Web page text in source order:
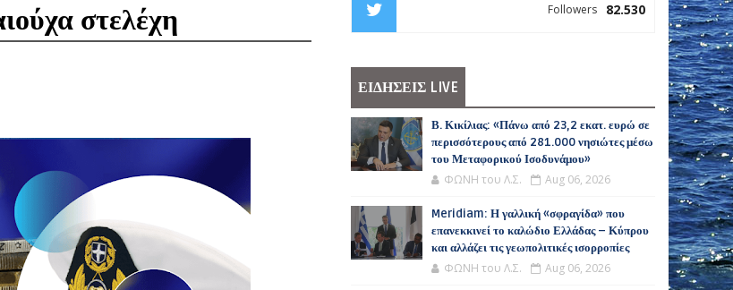
στελέχη
82.530
Followers
ΕΙΔΗΣΕΙΣ LIVE
Β. Κικίλιας: «Πάνω από 23,2 εκατ. ευρώ σε
περισσότερους από 281.000 νησιώτες μέσω
του Μεταφορικού Ισοδυνάμου»
ΦΩΝΗ του Λ.Σ. Aug 06, 2026
Meridiam: Η γαλλική «σφραγίδα» που
επανεκκινεί το καλώδιο Ελλάδας – Κύπρου
και αλλάζει τις γεωπολιτικές ισορροπίες
ΦΩΝΗ του Λ.Σ. Aug 06, 2026